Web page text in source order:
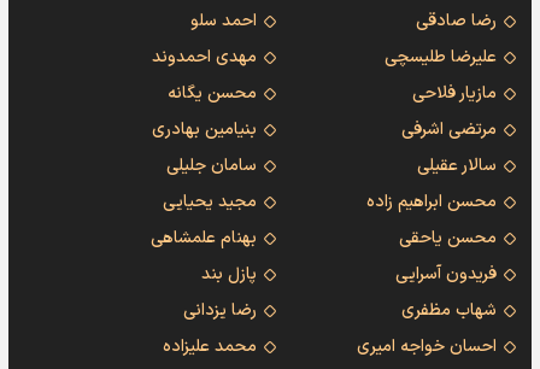
رضا صادقی
احمد سلو
علیرضا طلیسچی
مهدی احمدوند
مازیار فلاحی
محسن یگانه
مرتضی اشرفی
بنیامین بهادری
سالار عقیلی
سامان جلیلی
محسن ابراهیم زاده
مجید یحیایی
محسن یاحقی
بهنام علمشاهی
فریدون آسرایی
پازل بند
شهاب مظفری
رضا یزدانی
احسان خواجه امیری
محمد علیزاده